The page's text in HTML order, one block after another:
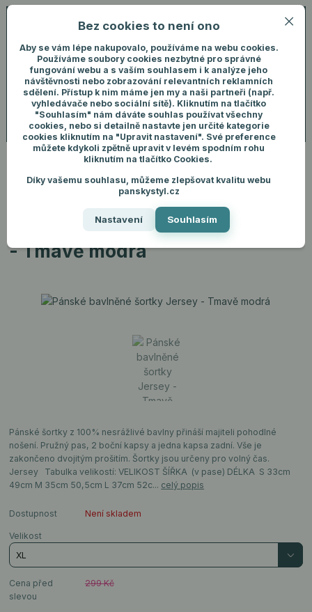
Menu
+420 731 292 460
Přihlášení
Hledat
ks
Úvod Pánské oblečení Kraťasy
Pánské bavlněné šortky Jersey -
Pánské bavlněné šortky Jersey
- Tmavě modrá
Pánské šortky z 100% nesrážlivé bavlny přináší majiteli pohodlné
nošení. Pružný pas, 2 boční kapsy a jedna kapsa zadní. Vše je
zakončeno dvojitým prošitím. Šortky jsou určeny pro volný čas.
Jersey Tabulka velikostí: VELIKOST ŠÍŘKA (v pase) DÉLKA S 33cm
49cm M 35cm 50,5cm L 37cm 52c... celý popis
Dostupnost Není skladem
Velikost
Cena před
slevou
299 Kč
Bez cookies to není ono
Aby se vám lépe nakupovalo, používáme na webu cookies.
Používáme soubory cookies nezbytné pro správné
fungování webu a s vaším souhlasem i k analýze jeho
návštěvnosti nebo zobrazování relevantních reklamních
sdělení. Přístup k nim máme jen my a naši partneři (např.
vyhledávače nebo sociální sítě). Kliknutím na tlačítko
"Souhlasím" nám dáváte souhlas používat všechny
cookies, nebo si detailně nastavte jen určité kategorie
cookies kliknutím na "Upravit nastavení". Své preference
můžete kdykoli zpětně upravit v levém spodním rohu
kliknutím na tlačítko Cookies.
Díky vašemu souhlasu, můžeme zlepšovat kvalitu webu
panskystyl.cz
Nastavení Souhlasím